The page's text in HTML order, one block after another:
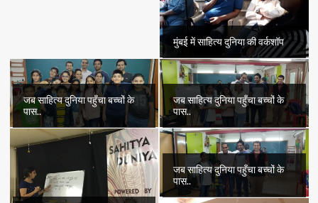
मुंबई में साहित्य दुनिया की वर्कशॉप
जब साहित्य दुनिया पहुँचा बच्चों के
पास..
जब साहित्य दुनिया पहुँचा बच्चों के
पास..
जब साहित्य दुनिया पहुँचा बच्चों के
पास..